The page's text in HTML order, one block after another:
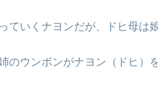
ていくナヨンだが、ドヒ母
のウンボンがナヨン（ドヒ）